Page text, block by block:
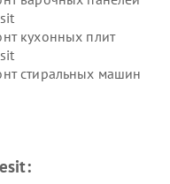
кухонных плит
стиральных машин